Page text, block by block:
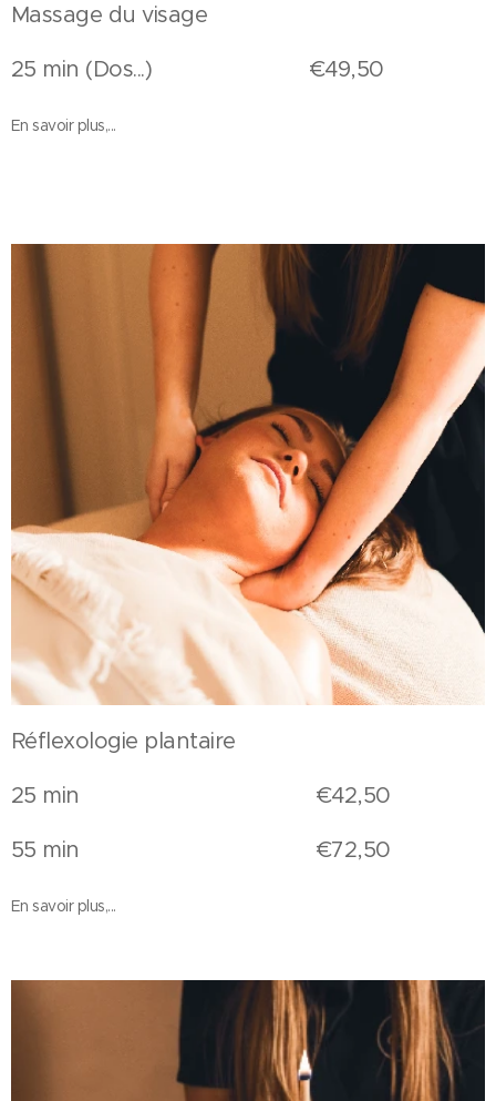
Massage du visage
25 min (Dos...) €49,50
En savoir plus,...
Réflexologie plantaire
25 min €42,50
55 min €72,50
En savoir plus,...